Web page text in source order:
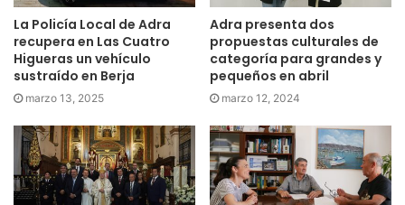
La Policía Local de Adra
recupera en Las Cuatro
Higueras un vehículo
sustraído en Berja
marzo 13, 2025
Adra presenta dos
propuestas culturales de
categoría para grandes y
pequeños en abril
marzo 12, 2024